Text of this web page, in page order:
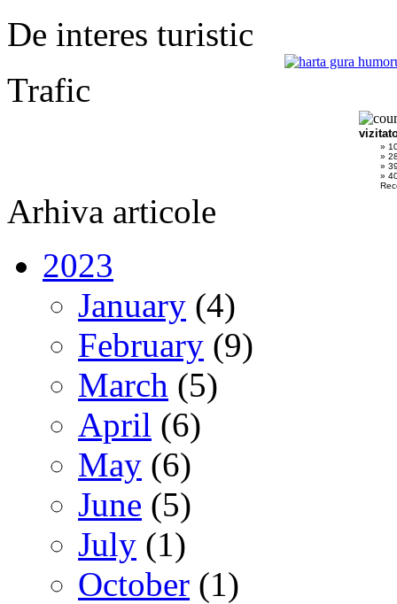
De interes turistic
Trafic
»
»
»
»
Arhiva articole
2023
January (4)
February (9)
March (5)
April (6)
May (6)
June (5)
July (1)
October (1)